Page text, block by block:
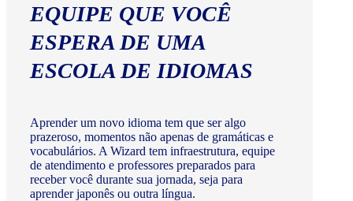
EQUIPE QUE VOCÊ
ESPERA DE UMA
ESCOLA DE IDIOMAS
Aprender um novo idioma tem que ser algo
prazeroso, momentos não apenas de gramáticas e
vocabulários. A Wizard tem infraestrutura, equipe
de atendimento e professores preparados para
receber você durante sua jornada, seja para
aprender japonês ou outra língua.